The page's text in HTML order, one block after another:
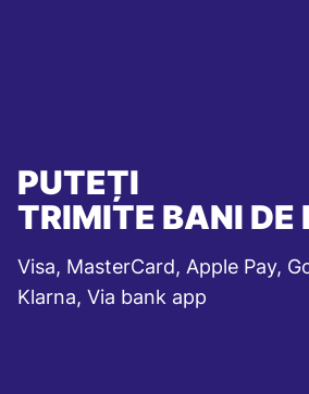
PUTEȚI
TRIMITE BANI DE
Visa, MasterCard, Apple Pay,
Klarna, Via bank app